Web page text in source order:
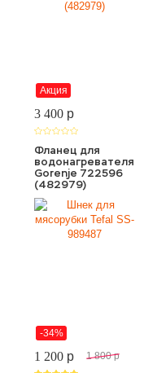
Акция
3 400 p
Фланец для
водонагревателя
Gorenje 722596
(482979)
-34%
1 200 p 1 800 p